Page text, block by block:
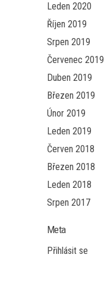
Leden 2020
Říjen 2019
Srpen 2019
Červenec 2019
Duben 2019
Březen 2019
Únor 2019
Leden 2019
Červen 2018
Březen 2018
Leden 2018
Srpen 2017
Meta
Přihlásit se